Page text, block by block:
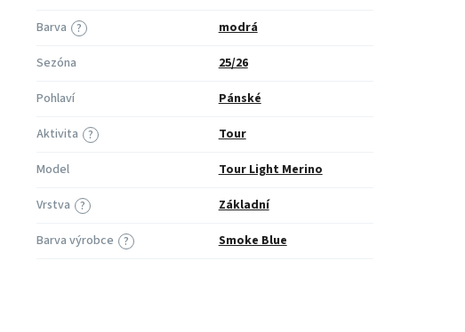
?
Barva
modrá
Sezóna
25/26
Pohlaví
Pánské
?
Aktivita
Tour
Model
Tour Light Merino
?
Vrstva Základní
?
Barva výrobce Smoke Blue